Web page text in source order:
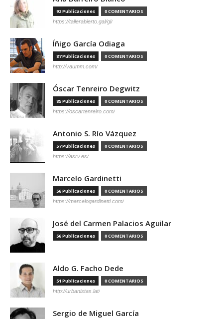
92 Publicaciones 0 COMENTARIOS
https://tallerabierto.gal/gl/
Íñigo García Odiaga
87 Publicaciones 0 COMENTARIOS
http://vaumm.com/
Óscar Tenreiro Degwitz
85 Publicaciones 0 COMENTARIOS
https://oscartenreiro.com/
Antonio S. Río Vázquez
57 Publicaciones 0 COMENTARIOS
https://asrv.es/
Marcelo Gardinetti
56 Publicaciones 0 COMENTARIOS
https://marcelogardinetti.com/
José del Carmen Palacios Aguilar
56 Publicaciones 0 COMENTARIOS
Aldo G. Facho Dede
51 Publicaciones 0 COMENTARIOS
http://urbanistas.lat/
Sergio de Miguel García